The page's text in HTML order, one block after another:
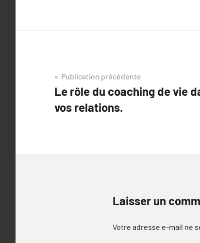
Navigation
de
l’article
Publication précédente
Le rôle du coaching de vie
vos relations.
Laisser un
Votre adresse e-mail ne